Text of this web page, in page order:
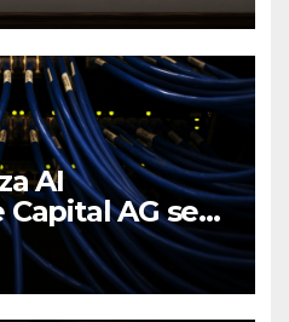
AI
AG se
de
el cuello
computación